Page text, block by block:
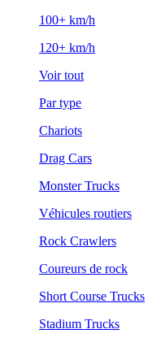
100+ km/h
120+ km/h
Voir tout
Par type
Chariots
Drag Cars
Monster Trucks
Véhicules routiers
Rock Crawlers
Coureurs de rock
Short Course Trucks
Stadium Trucks